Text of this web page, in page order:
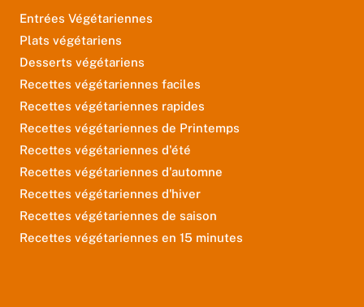
Entrées Végétariennes
Plats végétariens
Desserts végétariens
Recettes végétariennes faciles
Recettes végétariennes rapides
Recettes végétariennes de Printemps
Recettes végétariennes d'été
Recettes végétariennes d'automne
Recettes végétariennes d'hiver
Recettes végétariennes de saison
Recettes végétariennes en 15 minutes